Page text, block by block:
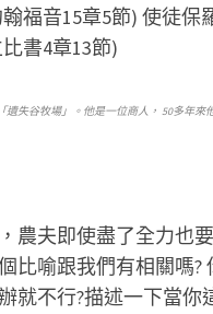
翰福音15章5節) 使徒保
比書4章13節)
失谷牧場」。他是一位商人， 50多年
農夫即使盡了全力也
比喻跟我們有相關嗎?
就不行?描述一下當你